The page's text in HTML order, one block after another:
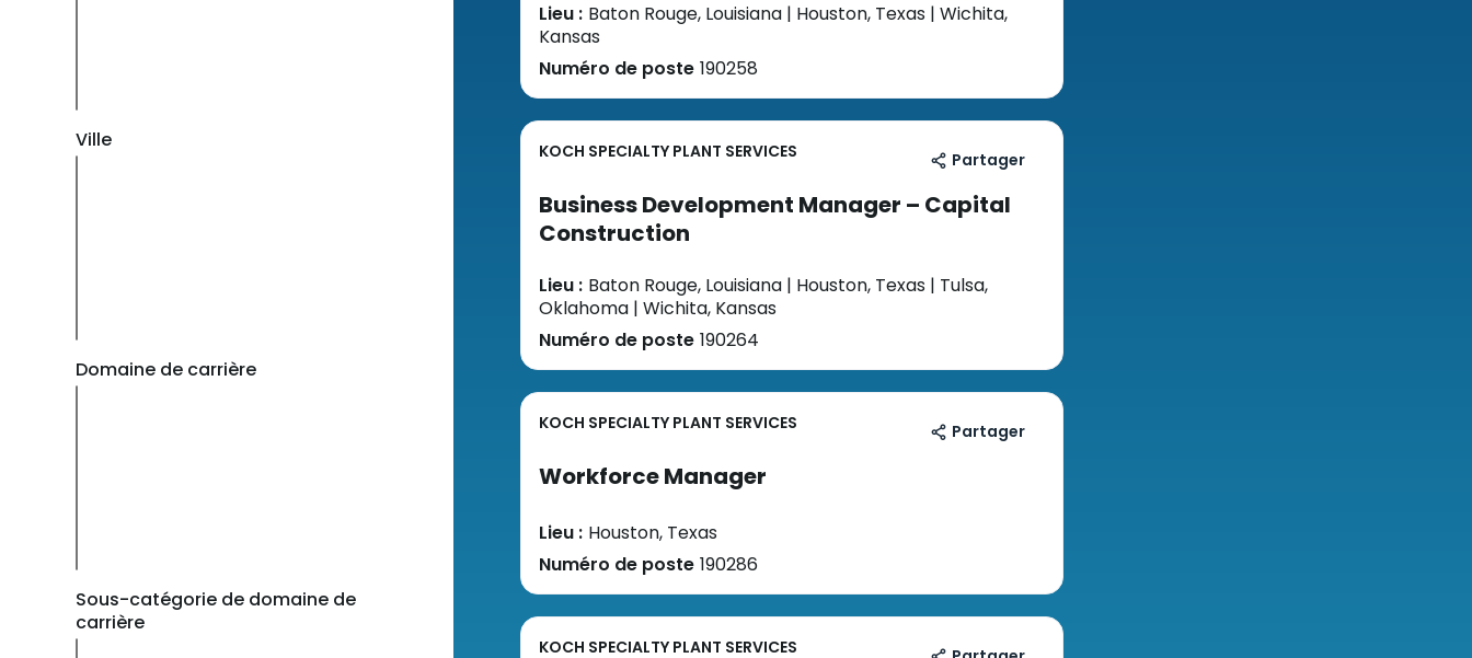
Ville
Domaine de carrière
Sous-catégorie de domaine de
carrière
Lieu : Baton Rouge, Louisiana | Houston, Texas | Wichita,
Kansas
Numéro de poste 190258
KOCH SPECIALTY PLANT SERVICES Partager
Business Development Manager – Capital
Construction
Lieu : Baton Rouge, Louisiana | Houston, Texas | Tulsa,
Oklahoma | Wichita, Kansas
Numéro de poste 190264
KOCH SPECIALTY PLANT SERVICES Partager
Workforce Manager
Lieu : Houston, Texas
Numéro de poste 190286
KOCH SPECIALTY PLANT SERVICES